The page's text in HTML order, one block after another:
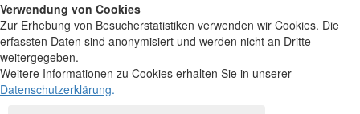
Verwendung von Cookies
Zur Erhebung von Besucherstatistiken verwenden wir Cookies. Die
erfassten Daten sind anonymisiert und werden nicht an Dritte
weitergegeben.
Weitere Informationen zu Cookies erhalten Sie in unserer
Datenschutzerklärung.